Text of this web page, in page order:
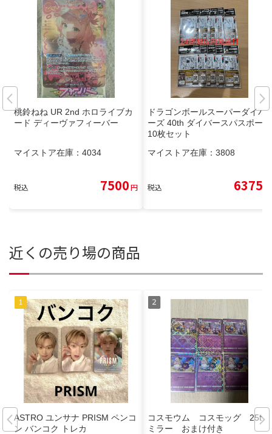
桃鈴ねね UR 2nd ホロライブカ
ード ディーヴァフィーバー
マイストア在庫： 4034
税込 7500円
ドラゴンボールスーパーダイバ
ーズ 40th ダイバースパスポート
10枚セット
マイストア在庫： 3808
税込 6375
近くの売り場の商品
ASTRO ユンサナ PRISM ペンコ
ン バンコク トレカ
コスモウム コスモッグ 25th
ミラー おまけ付き